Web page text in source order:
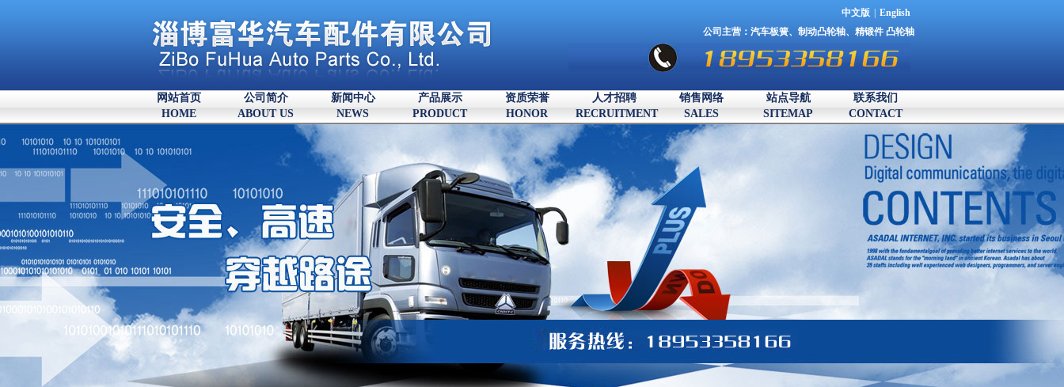
中文版
English
公司主营： 汽车板簧、 制动凸轮轴、 精锻件 凸轮轴
网站首页
HOME
公司简介
ABOUT US
新闻中心
NEWS
产品展示
PRODUCT
资质荣誉
HONOR
人才招聘
RECRUITMENT
销售网络
SALES
站点导航
SITEMAP
联系我们
CONTACT